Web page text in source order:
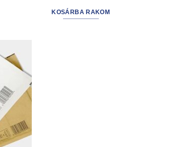
12.446 Ft.
KOSÁRBA RAKOM